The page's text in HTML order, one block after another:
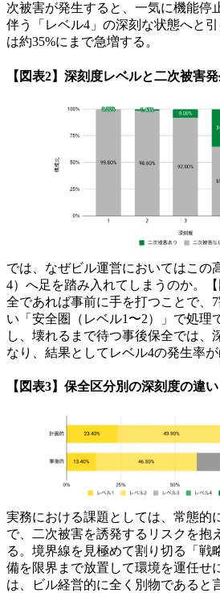
次被害が発生すると、一気に機能停
伴う「レベル4」の深刻な状態へと
は約35%にまで急増する。
【図表2】深刻度レベルと二次被害
では、なぜビル運営においてはこの
4）へ足を踏み入れてしまうのか。
全であれば事前に手を打つことで、
い「安全圏（レベル1〜2）」で処理
し、壊れるまで待つ事後保全では、
なり、結果としてレベル4の発生率が
【図表3】保全区分別の深刻度の違い
実務における課題としては、常態的
で、二次被害を誘発するリスクを抱
る。境界線を見極めて割り切る「戦
備を限界まで放置して環境を運任せ
は、ビル経営的に全く別物であると